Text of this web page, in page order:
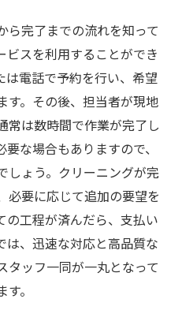
ら完了までの流れを知って
ビスを利用することができ
は電話で予約を行い、希望
す。その後、担当者が現地
常は数時間で作業が完了し
な場合もありますので、
しょう。クリーニングが完
必要に応じて追加の要望を
の工程が済んだら、支払い
は、迅速な対応と高品質な
タッフ一同が一丸となって
。